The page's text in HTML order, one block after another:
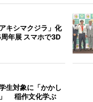
キシマクジラ」化
年展 スマホで3D
生対象に「かかし
稲作文化学ぶ